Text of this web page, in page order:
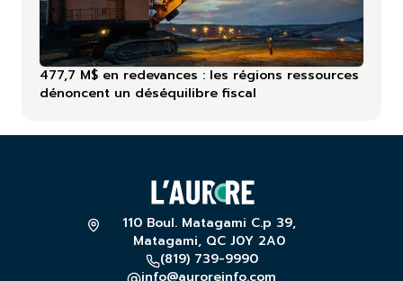
477,7 M$ en redevances : les régions ressources
dénoncent un déséquilibre fiscal
110 Boul. Matagami C.p 39,
Matagami, QC J0Y 2A0
(819) 739-9990
info@auroreinfo.com